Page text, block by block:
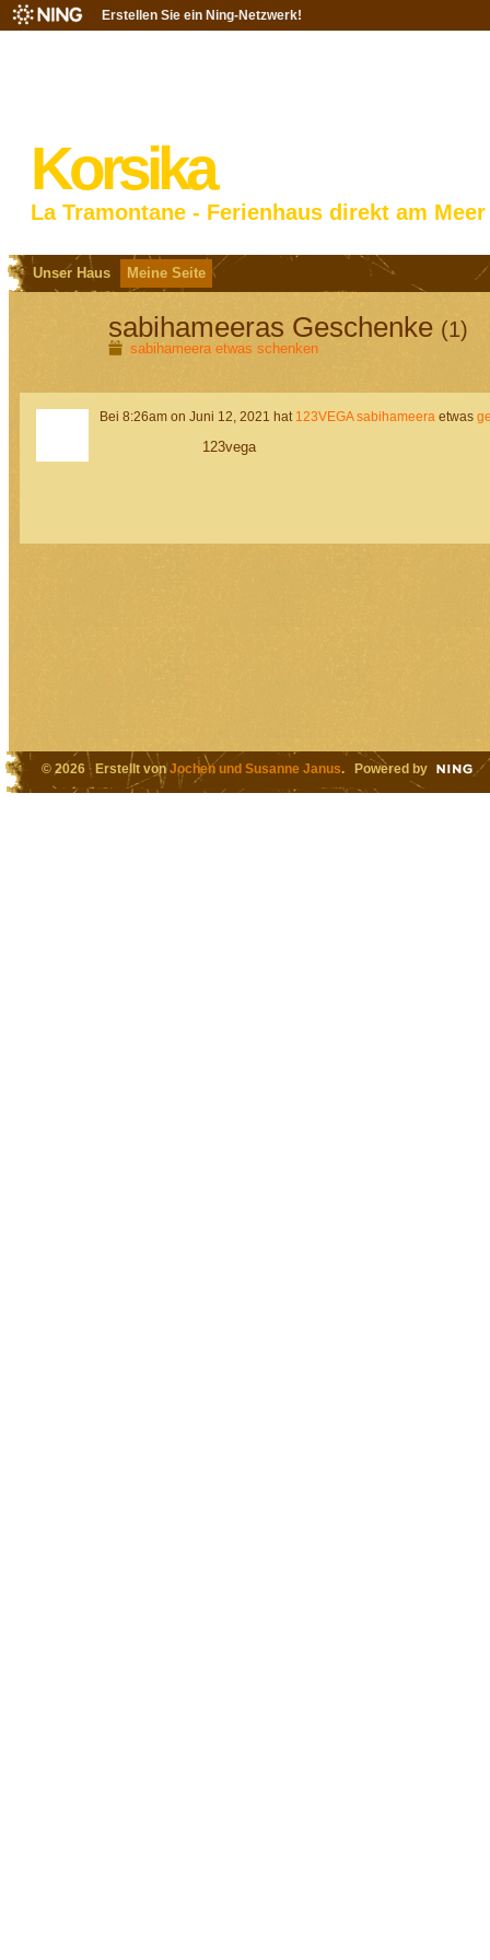
Erstellen Sie ein Ning-Netzwerk!
Korsika
La Tramontane - Ferienhaus direkt am Meer
Unser Haus Meine Seite
sabihameeras Geschenke (1)
sabihameera etwas schenken
Bei 8:26am on Juni 12, 2021 hat 123VEGA sabihameeraetwas
123vega
© 2026 Erstellt vonJochen und Susanne Janus. Powered by